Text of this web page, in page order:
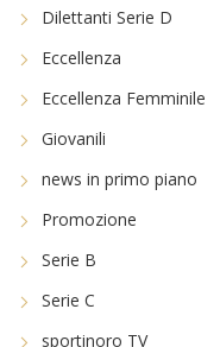
Dilettanti Serie D
Eccellenza
Eccellenza Femminile
Giovanili
news in primo piano
Promozione
Serie B
Serie C
sportinoro TV